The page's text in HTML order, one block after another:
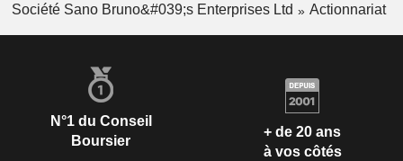
Société Sano Bruno&#039;s Enterprises Ltd
Actionnariat
N°1 du Conseil
Boursier
+ de 20 ans
à vos côtés